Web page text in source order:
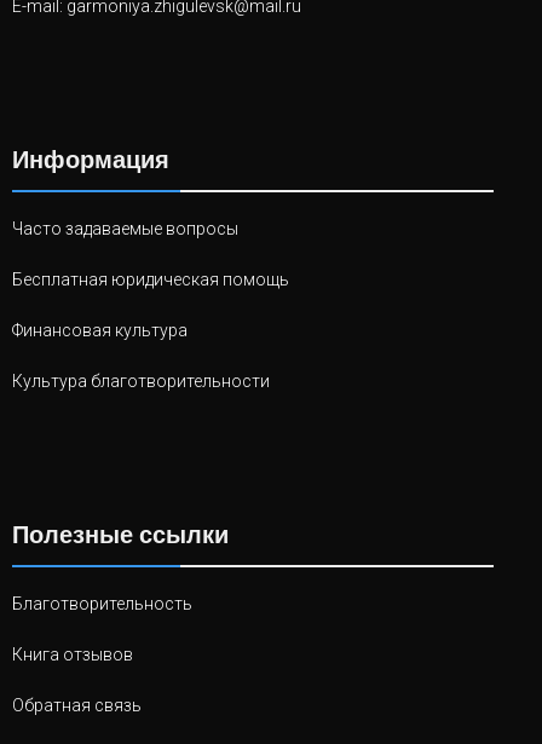
E-mail: garmoniya.zhigulevsk@mail.ru
Информация
Часто задаваемые вопросы
Бесплатная юридическая помощь
Финансовая культура
Культура благотворительности
Полезные ссылки
Благотворительность
Книга отзывов
Обратная связь